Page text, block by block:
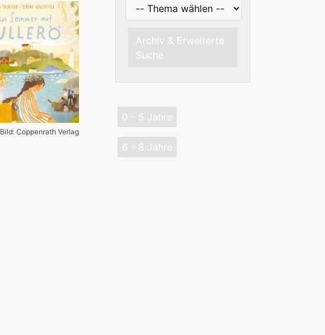
Archiv & Erweiterte
Suche
0 - 5 Jahre
6 - 8 Jahre
Bild: Coppenrath Verlag